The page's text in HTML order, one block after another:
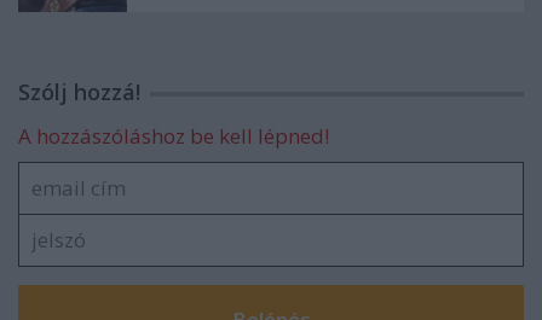
Szólj hozzá!
A hozzászóláshoz be kell lépned!